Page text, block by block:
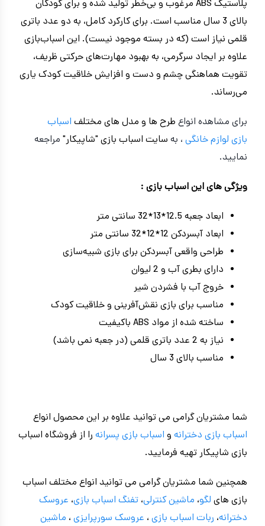
پلاستیک ABS مرغوب و بی‌خطر تولید شده و برای کودکان
بالای 3 سال مناسب است. برای کارکرد کامل، به دو عدد باتری
قلمی نیاز است (که در بسته موجود نیست). این اسباب‌بازی
علاوه بر ایجاد سرگرمی، به بهبود مهارت‌های حرکتی ظریف،
تقویت هماهنگی چشم و دست و افزایش خلاقیت کودک یاری
می‌رساند.
برای مشاهده انواع طرح ها و مدل های مختلف اسباب
بازی لوازم خانگی ، به سایت اسباب بازی "شاپیکار" مراجعه
نمایید.
ویژگی های این اسباب بازی :
ابعاد جعبه 12.5*13*32 سانتی متر
ابعاد آبسردکن 12*12*32 سانتی متر
طراحی واقعی آبسردکن برای بازی شبیه‌سازی
دارای بطری آب و 2 لیوان
خروج آب با فشردن شیر
مناسب برای بازی نقش‌آفرینی و خلاقیت کودک
ساخته شده از مواد ABS باکیفیت
نیاز به 2 عدد باتری قلمی (در جعبه نمی باشد)
مناسب بالای 3 سال
شما مشتریان گرامی می توانید علاوه بر این محصول انواع
اسباب بازی دخترانه و اسباب بازی پسرانه را از فروشگاه اسباب
بازی شاپیکار تهیه فرمایید.
همچنین شما مشتریان گرامی می توانید انواع مختلف اسباب
بازی های لگو، ماشین کنترلی، تفنگ اسباب بازی، عروسک
دخترانه، ربات اسباب بازی ، عروسک سورپرایزی ، ماشین